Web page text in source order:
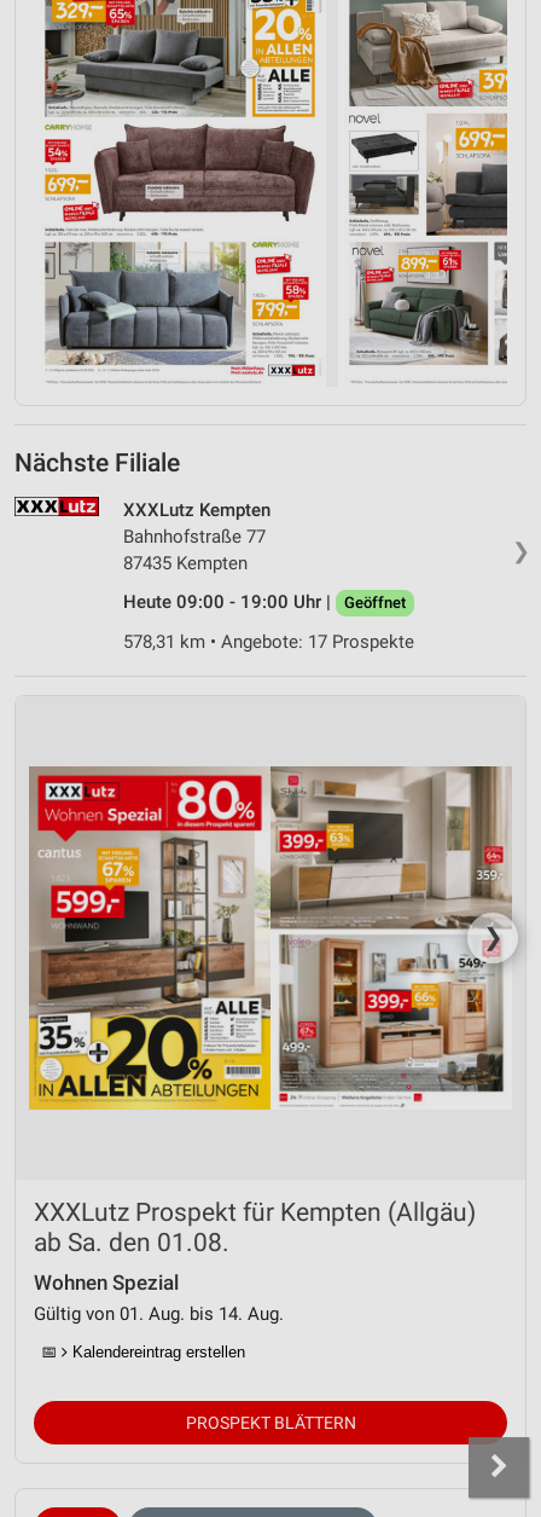
Nächste Filiale
❯
XXXLutz Kempten
Bahnhofstraße 77
87435 Kempten
Heute 09:00 - 19:00 Uhr |
Geöffnet
578,31 km • Angebote: 17 Prospekte
❯
XXXLutz Prospekt für Kempten (Allgäu)
ab Sa. den 01.08.
Wohnen Spezial
Gültig von 01. Aug. bis 14. Aug.
📅 Kalendereintrag erstellen
PROSPEKT BLÄTTERN